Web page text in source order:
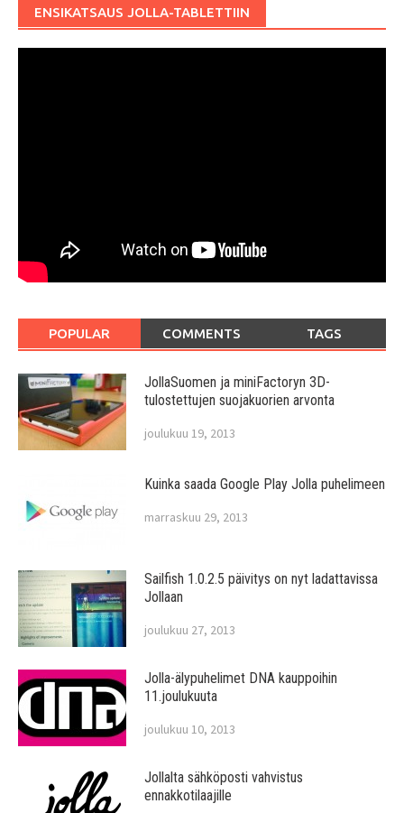
ENSIKATSAUS JOLLA-TABLETTIIN
POPULAR COMMENTS TAGS
JollaSuomen ja miniFactoryn 3D-
tulostettujen suojakuorien arvonta
joulukuu 19, 2013
Kuinka saada Google Play Jolla puhelimeen
marraskuu 29, 2013
Sailfish 1.0.2.5 päivitys on nyt ladattavissa
Jollaan
joulukuu 27, 2013
Jolla-älypuhelimet DNA kauppoihin
11.joulukuuta
joulukuu 10, 2013
Jollalta sähköposti vahvistus
ennakkotilaajille